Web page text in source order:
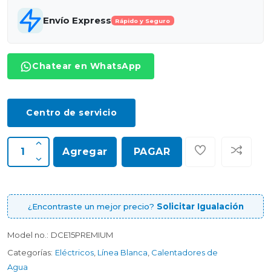
Envío Express Rápido y Seguro
Chatear en WhatsApp
Centro de servicio
Agregar PAGAR
¿Encontraste un mejor precio? Solicitar Igualación
Model no.: DCE15PREMIUM
Categorías: Eléctricos Línea Blanca Calentadores de
Agua